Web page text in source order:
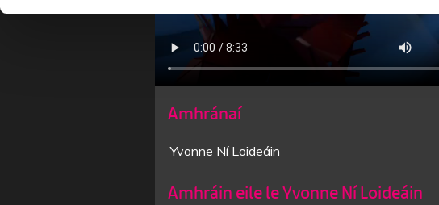
Amhránaí
Yvonne Ní Loideáin
Amhráin eile le Yvonne Ní Loideáin